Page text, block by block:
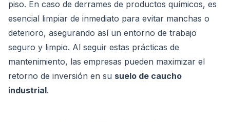
piso. En caso de derrames de productos químicos, es
esencial limpiar de inmediato para evitar manchas o
deterioro, asegurando así un entorno de trabajo
seguro y limpio. Al seguir estas prácticas de
mantenimiento, las empresas pueden maximizar el
retorno de inversión en su suelo de caucho
industrial.